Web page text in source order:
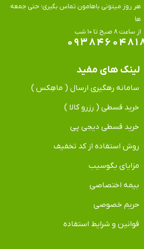
هر روز میتونی باهامون تماس بگیری؛ حتی جمعه
ها
​​​​​​​از ساعت ۸ صبح تا ۱۰ شب
لینک های مفید
سامانه رهگیری ارسال ( ماهِکس )
خرید قسطی ( رزرو کالا )
خرید قسطی دیجی پی
روش استفاده از کد تخفیف
مزایای بگوسیب
بیمه اختصاصی
حریم خصوصی
قوانین و شرایط استفاده